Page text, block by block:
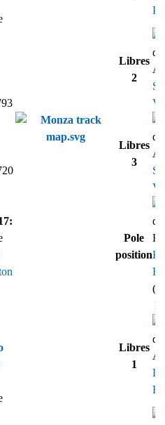
Libres
2
Libres
3
Pole
position
Libres
1